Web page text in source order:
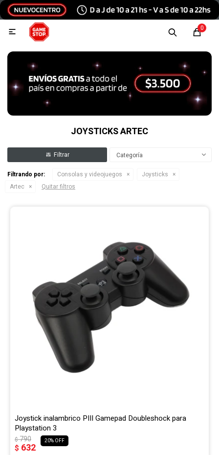
0

JOYSTICKS ARTEC
Categoría
Filtrando por: Consolas y videojuegos
Joysticks
Artec
Quitar filtros
Joystick inalambrico PIII Gamepad Doubleshock para
Playstation 3
$ 632
$790 20
Menu Escribinos
Tecnología e Informática
Conexiones
Juguetes
Iluminación